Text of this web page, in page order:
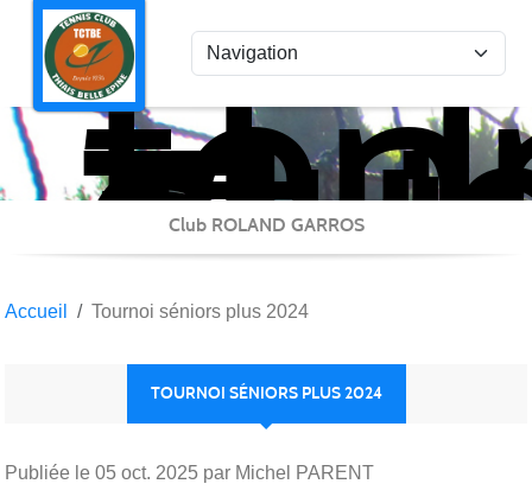
Club ROLAND GARROS
Accueil Tournoi séniors plus 2024
TOURNOI SÉNIORS PLUS 2024
Publiée le 05 oct. 2025 par Michel PARENT
Panneau de gestion des cookies